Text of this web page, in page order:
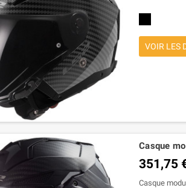
VOIR LES
Casque
351,75
Casque